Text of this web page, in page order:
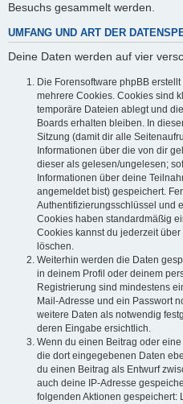
Besuchs gesammelt werden.
UMFANG UND ART DER
Deine Daten werden auf vier
Die Forensoftware phpBB
mehrere Cookies. Cookies sind
temporäre Dateien ablegt und
Boards erhalten bleiben. In
Sitzung (damit dir alle
Informationen über die von dir
dieser als gelesen/ungelesen;
Informationen über deine
angemeldet bist) gespeichert.
Authentifizierungsschlüssel und
Cookies haben standardmäßig
Cookies kannst du jederzeit
löschen.
Weiterhin werden die Daten
in deinem Profil oder deinem
Registrierung sind mindestens
Mail-Adresse und ein Passwort
weitere Daten als notwendig
deren Eingabe ersichtlich.
Wenn du einen Beitrag oder
die dort eingegebenen Daten
du einen Beitrag als Entwurf
auch deine IP-Adresse
folgenden Aktionen gespeichert: